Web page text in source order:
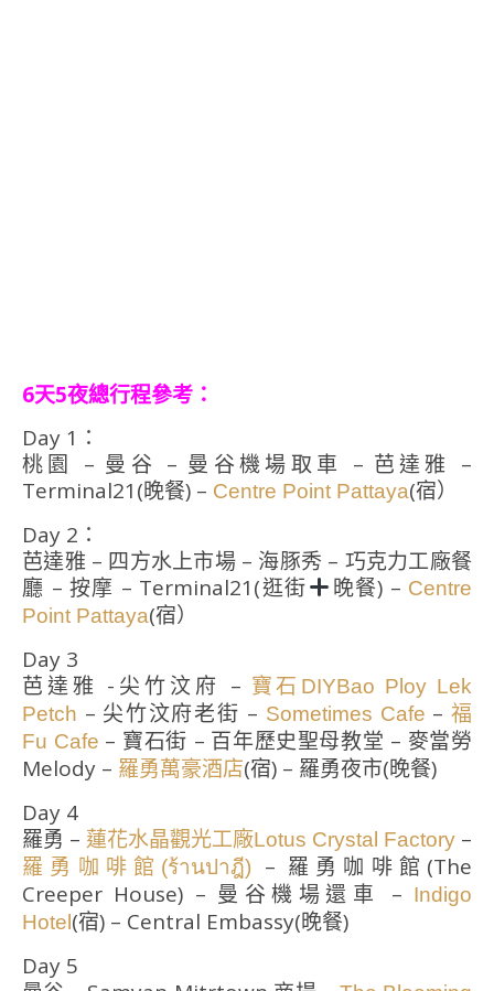
6天5夜總行程參考：
Day 1：
桃園 – 曼谷 – 曼谷機場取車 – 芭達雅 –
Terminal21(晚餐) – Centre Point Pattaya(宿）
Day 2：
芭達雅 – 四方水上市場 – 海豚秀 – 巧克力工廠餐
廳 – 按摩 – Terminal21(逛街
晚餐) – Centre
Point Pattaya(宿）
Day 3
芭達雅 -尖竹汶府 – 寶石DIYBao Ploy Lek
Petch – 尖竹汶府老街 – Sometimes Cafe –福
Fu Cafe – 寶石街 – 百年歷史聖母教堂 – 麥當勞
Melody – 羅勇萬豪酒店(宿) – 羅勇夜市(晚餐)
Day 4
羅勇 – 蓮花水晶觀光工廠Lotus Crystal Factory –
羅勇咖啡館(ร้านปาฎี)
– 羅勇咖啡館(The
Creeper House) – 曼谷機場還車 – Indigo
Hotel (宿) – Central Embassy(晚餐)
Day 5